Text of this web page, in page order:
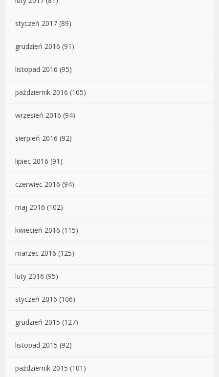
styczeń 2017 (89)
grudzień 2016 (91)
listopad 2016 (95)
październik 2016 (105)
wrzesień 2016 (94)
sierpień 2016 (92)
lipiec 2016 (91)
czerwiec 2016 (94)
maj 2016 (102)
kwiecień 2016 (115)
marzec 2016 (125)
luty 2016 (95)
styczeń 2016 (106)
grudzień 2015 (127)
listopad 2015 (92)
październik 2015 (101)